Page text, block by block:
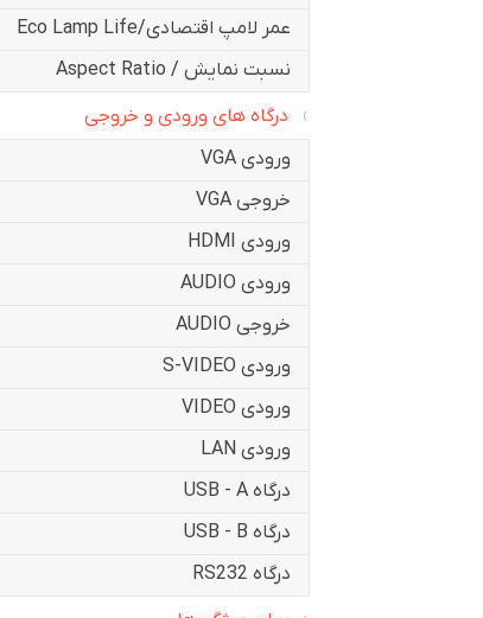
عمر لامپ اقتصادی/Eco Lamp Life
نسبت نمایش / Aspect Ratio
درگاه های ورودی و خروجی
ورودی VGA
خروجی VGA
ورودی HDMI
ورودی AUDIO
خروجی AUDIO
ورودی S-VIDEO
ورودی VIDEO
ورودی LAN
درگاه USB - A
درگاه USB - B
درگاه RS232